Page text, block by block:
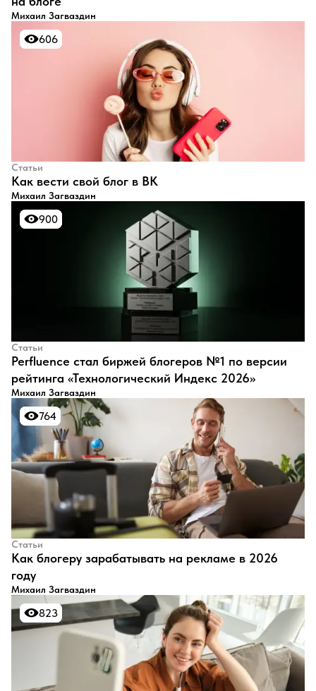
Михаил Загваздин
606
606
Статьи
​Как вести свой блог в ВК
Михаил Загваздин
900
900
Статьи
Perfluence стал биржей блогеров №1 по версии
рейтинга «Технологический Индекс 2026»
Михаил Загваздин
764
764
Статьи
Как блогеру зарабатывать на рекламе в 2026
году
Михаил Загваздин
823
823